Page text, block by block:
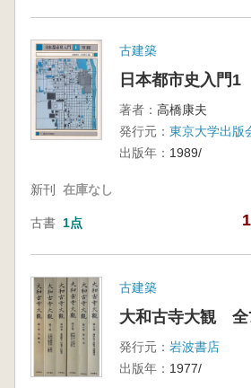
古建築
日本都市史入門
著者： 高橋康夫
発行元： 東京大学出版
出版年： 1989/
新刊 在庫なし
古書 1点
古建築
大和古寺大観 全
発行元： 岩波書店
出版年： 1977/